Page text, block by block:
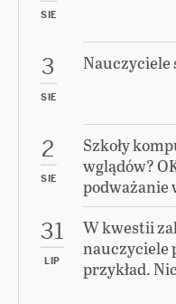
SIE
3
SIE
Nauczyciele
2
SIE
Szkoły
wglądów?
31
LIP
W kwestii
nauczyciele
przykład.